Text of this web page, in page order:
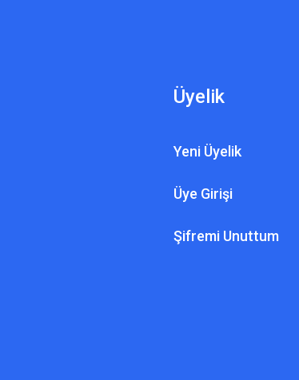
Üyelik
Yeni Üyelik
Üye Girişi
Şifremi Unuttum